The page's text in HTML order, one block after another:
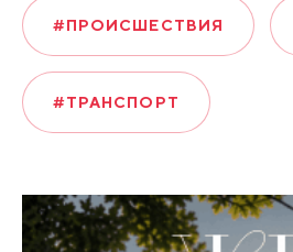
#ПРОИСШЕСТВИЯ
#ТРАНСПОРТ